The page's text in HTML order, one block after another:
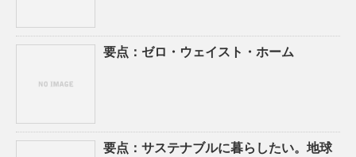
要点：ゼロ・ウェイスト・ホーム
要点：サステナブルに暮らしたい。地球